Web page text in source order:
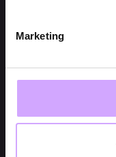
Marketing